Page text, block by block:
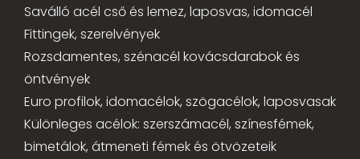
Saválló acél cső és lemez, laposvas, idomacél
Fittingek, szerelvények
Rozsdamentes, szénacél kovácsdarabok és
öntvények
Euro profilok, idomacélok, szögacélok, laposvasak
Különleges acélok: szerszámacél, színesfémek,
bimetálok, átmeneti fémek és ötvözeteik